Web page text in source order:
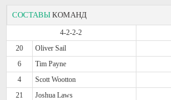
СОСТАВЫ КОМАНД
4-2-2-2
20
Oliver Sail
6
Tim Payne
4
Scott Wootton
21
Joshua Laws